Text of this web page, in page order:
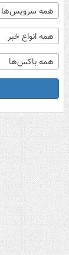
همه سرویس‌ها
همه انواع خبر
همه باکس‌ها